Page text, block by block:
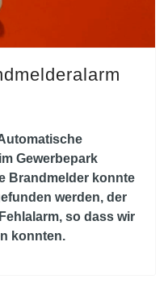
Gewerbepark
Brandmelder konnte
werden, der
so dass wir
konnten.